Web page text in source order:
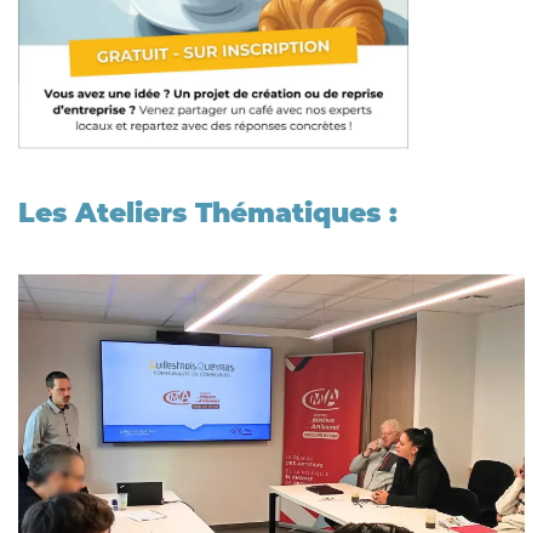
Les Ateliers Thématiques :